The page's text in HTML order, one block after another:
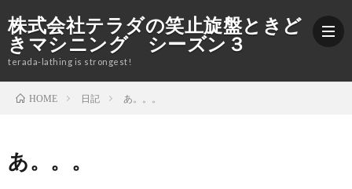
株式会社テラダの笑止旋盤ときど
きマシニング シーズン３
terada-lathing is strongest!
HOME 日記 あ。。。
あ。。。